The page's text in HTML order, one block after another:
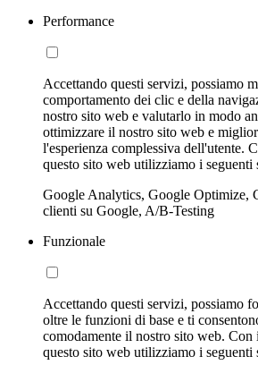
Performance
Accettando questi servizi, possiamo
comportamento dei clic e della
nostro sito web e valutarlo in modo
ottimizzare il nostro sito web e
l'esperienza complessiva dell'utente.
questo sito web utilizziamo i seguenti
Google Analytics, Google Optimize,
clienti su Google, A/B-Testing
Funzionale
Accettando questi servizi, possiamo
oltre le funzioni di base e ti
comodamente il nostro sito web. Con
questo sito web utilizziamo i seguenti